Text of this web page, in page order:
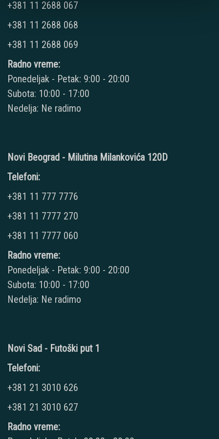
+381 11 2688 067
+381 11 2688 068
+381 11 2688 069
Radno vreme:
Ponedeljak - Petak: 9:00 - 20:00
Subota: 10:00 - 17:00
Nedelja: Ne radimo
Novi Beograd - Milutina Milankovića 120D
Telefoni:
+381 11 777 7776
+381 11 7777 270
+381 11 7777 060
Radno vreme:
Ponedeljak - Petak: 9:00 - 20:00
Subota: 10:00 - 17:00
Nedelja: Ne radimo
Novi Sad - Futoški put 1
Telefoni:
+381 21 3010 626
+381 21 3010 627
Radno vreme: